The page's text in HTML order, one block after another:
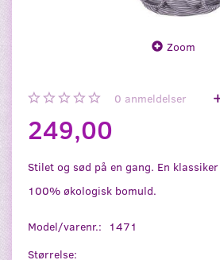
Zoom
0 anmeldelser
249,00
Stilet og sød på en gang. En
100% økologisk bomuld.
Model/varenr.:
1471
Størrelse: